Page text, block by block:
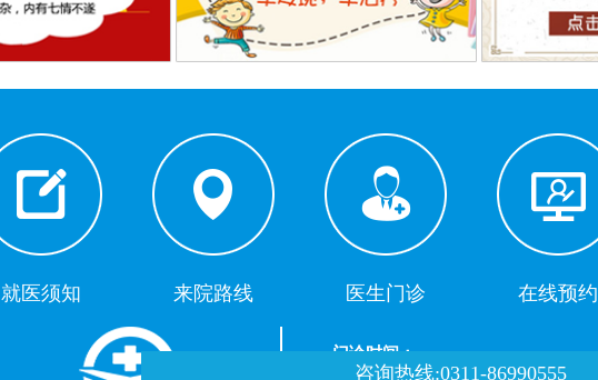
就医须知 来院路线 医生门诊 在线预约
门诊时间：
咨询热线:0311-86990555